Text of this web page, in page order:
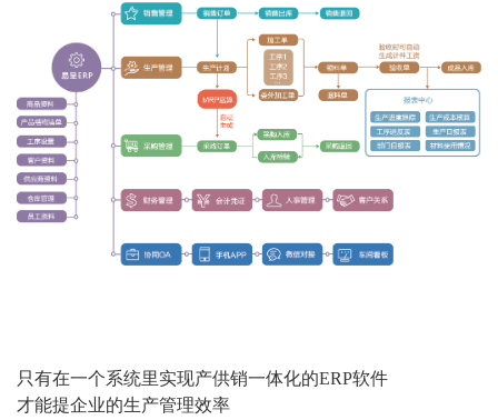
只有在一个系统里实现产供销一体化的ERP软件
才能提企业的生产管理效率